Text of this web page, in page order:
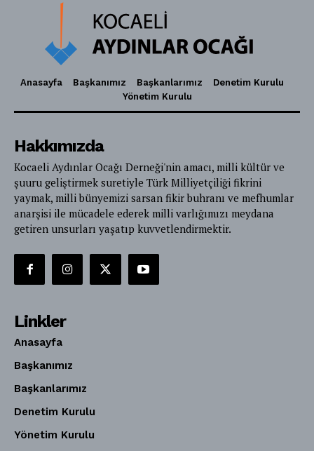
Anasayfa Başkanımız Başkanlarımız
Denetim Kurulu
Yönetim Kurulu
Hakkımızda
Kocaeli Aydınlar Ocağı Derneği'nin amacı, milli kültür ve
şuuru geliştirmek suretiyle Türk Milliyetçiliği fikrini
yaymak, milli bünyemizi sarsan fikir buhranı ve mefhumlar
anarşisi ile mücadele ederek milli varlığımızı meydana
getiren unsurları yaşatıp kuvvetlendirmektir.
Linkler
Anasayfa
Başkanımız
Başkanlarımız
Denetim Kurulu
Yönetim Kurulu